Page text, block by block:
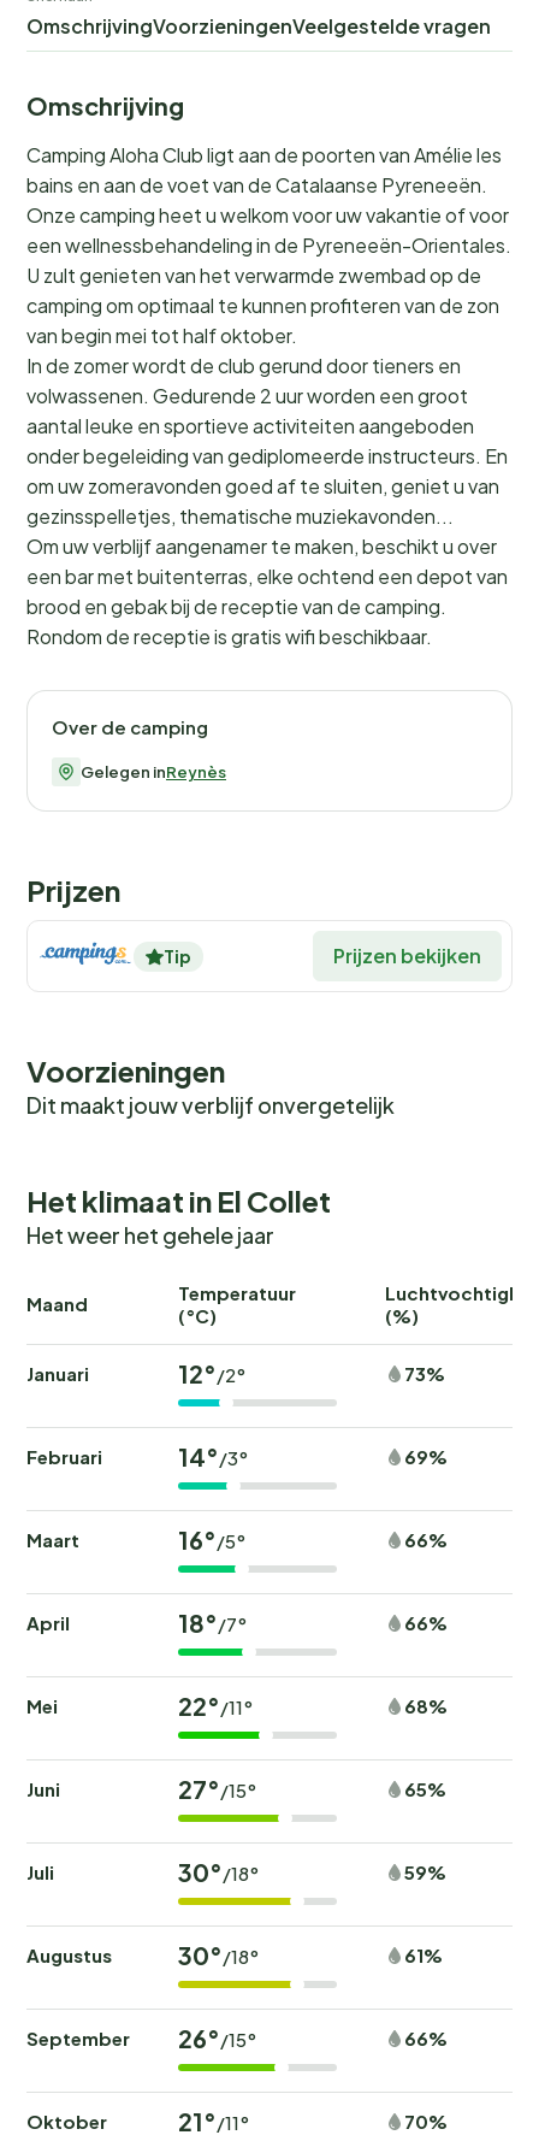
OmschrijvingVoorzieningenVeelgestelde vragen
Omschrijving
Camping Aloha Club ligt aan de poorten van Amélie les
bains en aan de voet van de Catalaanse Pyreneeën.
Onze camping heet u welkom voor uw vakantie of voor
een wellnessbehandeling in de Pyreneeën-Orientales.
U zult genieten van het verwarmde zwembad op de
camping om optimaal te kunnen profiteren van de zon
van begin mei tot half oktober.
In de zomer wordt de club gerund door tieners en
volwassenen. Gedurende 2 uur worden een groot
aantal leuke en sportieve activiteiten aangeboden
onder begeleiding van gediplomeerde instructeurs. En
om uw zomeravonden goed af te sluiten, geniet u van
gezinsspelletjes, thematische muziekavonden...
Om uw verblijf aangenamer te maken, beschikt u over
een bar met buitenterras, elke ochtend een depot van
brood en gebak bij de receptie van de camping.
Rondom de receptie is gratis wifi beschikbaar.
Over de camping
Gelegen inReynès
Prijzen
Tip Prijzen bekijken
Voorzieningen
Dit maakt jouw verblijf onvergetelijk
Het klimaat in El Collet
Het weer het gehele jaar
Maand
Temperatuur
(°C)
(%)
Januari 12° /2° 73%
Februari 14° /3° 69%
Maart 16° /5° 66%
April 18° /7° 66%
Mei 22° /11° 68%
Juni 27° /15° 65%
Juli 30° /18° 59%
Augustus 30° /18° 61%
September 26° /15° 66%
Oktober 21° /11° 70%